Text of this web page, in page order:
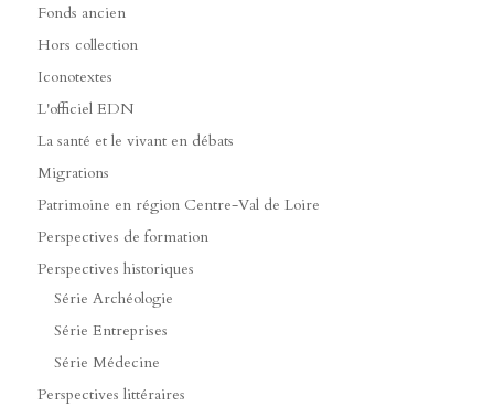
Fonds ancien
Hors collection
Iconotextes
L'officiel EDN
La santé et le vivant en débats
Migrations
Patrimoine en région Centre-Val de Loire
Perspectives de formation
Perspectives historiques
Série Archéologie
Série Entreprises
Série Médecine
Perspectives littéraires